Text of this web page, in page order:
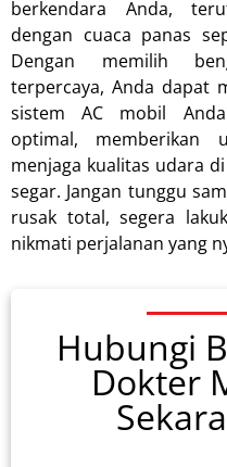
berkendara Anda,
dengan cuaca panas
Dengan memilih
terpercaya, Anda dapat
sistem AC mobil
optimal, memberikan
menjaga kualitas udara
segar. Jangan tunggu
rusak total, segera
nikmati perjalanan yang
Hubungi
Dokter